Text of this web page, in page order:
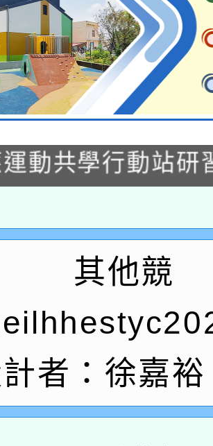
學年度第2次
結果公告(無人
動共學行動站研
理115年度閱讀
推動專業研習
位素養講師名單
位內容與教學軟
陸委員會函釋公
間赴陸應申請許可
經濟部水利署委託
年8月22日(星期六
其他競
者：徐嘉